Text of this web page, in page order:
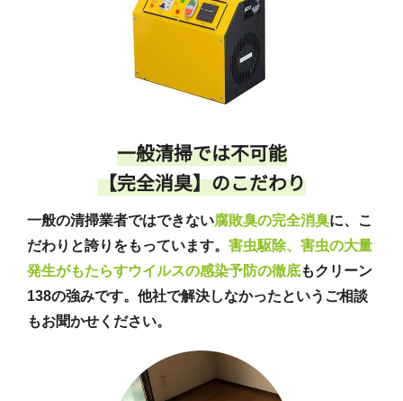
一般清掃では不可能
【完全消臭】のこだわり
一般の清掃業者ではできない腐敗臭の完全消臭に、こ
だわりと誇りをもっています。 害虫駆除、害虫の大量
発生がもたらすウイルスの感染予防の徹底もクリーン
138の強みです。他社で解決しなかったというご相談
もお聞かせください。